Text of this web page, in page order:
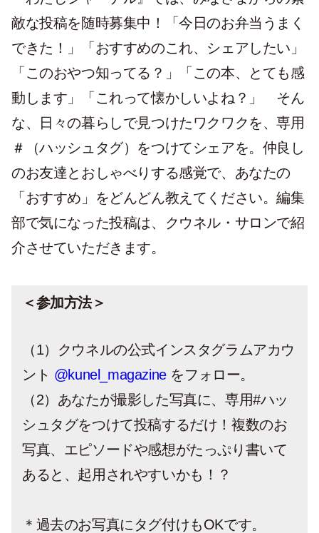
敵な投稿を随時募集中！「今日のお弁当うまく
できた！」「おすすめのこれ、シェアしたい」
「このおやつ知ってる？」「この本、とても感
動します」「これって懐かしいよね？」 そん
な、日々の暮らしで見つけたワクワクを、専用
＃（ハッシュタグ）をつけてシェアを。仲良し
のお友達とおしゃべりする感覚で、あなたの
「おすすめ」をどんどん教えてください。編集
部で気になった投稿は、クウネル・サロンで紹
介させていただきます。
＜参加方法＞
（1）クウネルの公式インスタグラムアカウ
ント @kunel_magazineをフォロー。
（2）あなたが撮影した写真に、専用#ハッ
シュタグをつけて投稿するだけ！複数のお
写真、エピソードや感想がたっぷり書いて
あると、起用されやすいかも！？
＊過去のお写真にタグ付けもOKです。